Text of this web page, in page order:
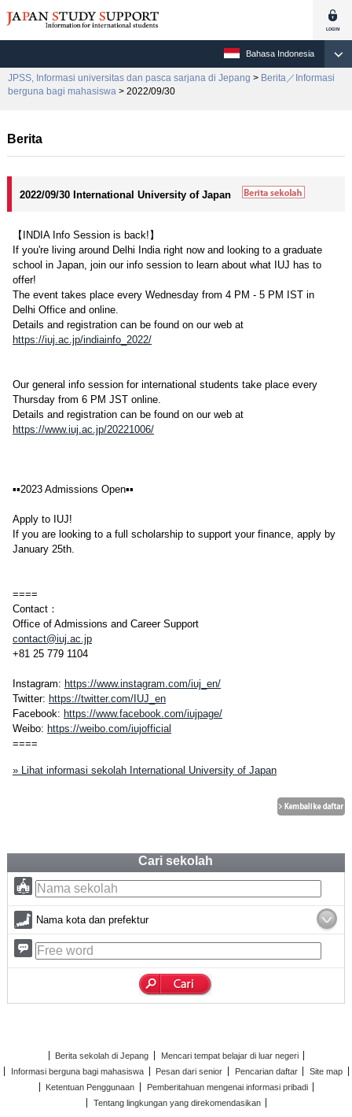
Bahasa Indonesia
JPSS, Informasi universitas dan pasca sarjana di Jepang > Berita／Informasi
berguna bagi mahasiswa > 2022/09/30
Berita
2022/09/30 International University of Japan
【INDIA Info Session is back!】
If you're living around Delhi India right now and looking to a graduate
school in Japan, join our info session to learn about what IUJ has to
offer!
The event takes place every Wednesday from 4 PM - 5 PM IST in
Delhi Office and online.
Details and registration can be found on our web at
https://iuj.ac.jp/indiainfo_2022/
Our general info session for international students take place every
Thursday from 6 PM JST online.
Details and registration can be found on our web at
https://www.iuj.ac.jp/20221006/
▪▪2023 Admissions Open▪▪
Apply to IUJ!
If you are looking to a full scholarship to support your finance, apply by
January 25th.
====
Contact：
Office of Admissions and Career Support
contact@iuj.ac.jp
+81 25 779 1104
Instagram: https://www.instagram.com/iuj_en/
Twitter: https://twitter.com/IUJ_en
Facebook: https://www.facebook.com/iujpage/
Weibo: https://weibo.com/iujofficial
====
» Lihat informasi sekolah International University of Japan
Cari sekolah
Nama kota dan prefektur
Berita sekolah di Jepang
Mencari tempat belajar di luar negeri
Informasi berguna bagi mahasiswa
Pesan dari senior Pencarian daftar
Site map
Ketentuan Penggunaan
Pemberitahuan mengenai informasi pribadi
Tentang lingkungan yang direkomendasikan